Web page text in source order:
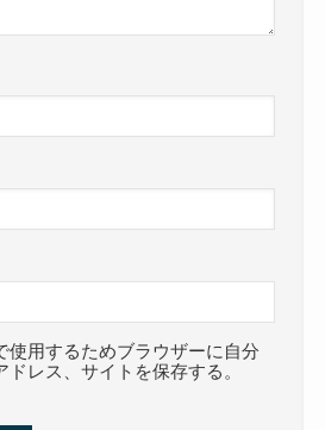
使用するためブラウザーに自分
レス、サイトを保存する。